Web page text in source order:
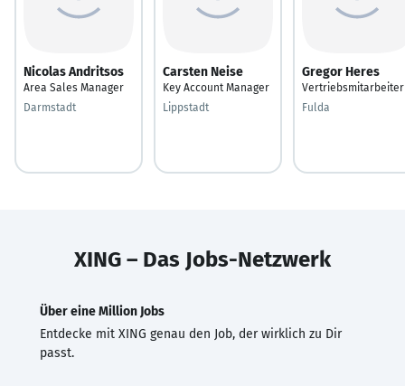
Nicolas Andritsos
Area Sales Manager
Darmstadt
Carsten Neise
Key Account Manager
Lippstadt
Gregor Heres
Vertriebsmitarbeiter
Fulda
XING – Das Jobs-Netzwerk
Über eine Million Jobs
Entdecke mit XING genau den Job, der wirklich zu Dir
passt.